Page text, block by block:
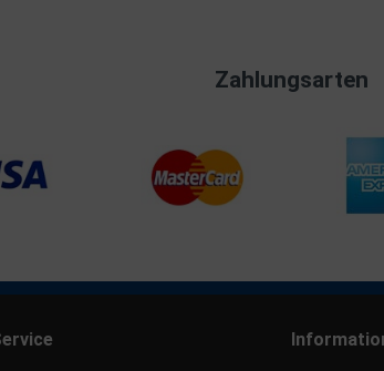
Zahlungsarten